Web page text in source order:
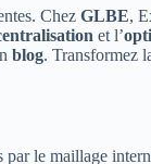
Chez GLBE,
et l’
blog. Transformez
par le maillage